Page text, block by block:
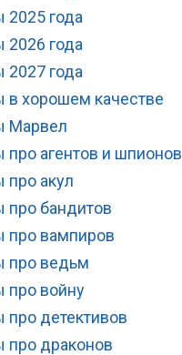
года
года
года
хорошем качестве
Марвел
агентов и шпионов
акул
бандитов
вампиров
про ведьм
войну
детективов
драконов